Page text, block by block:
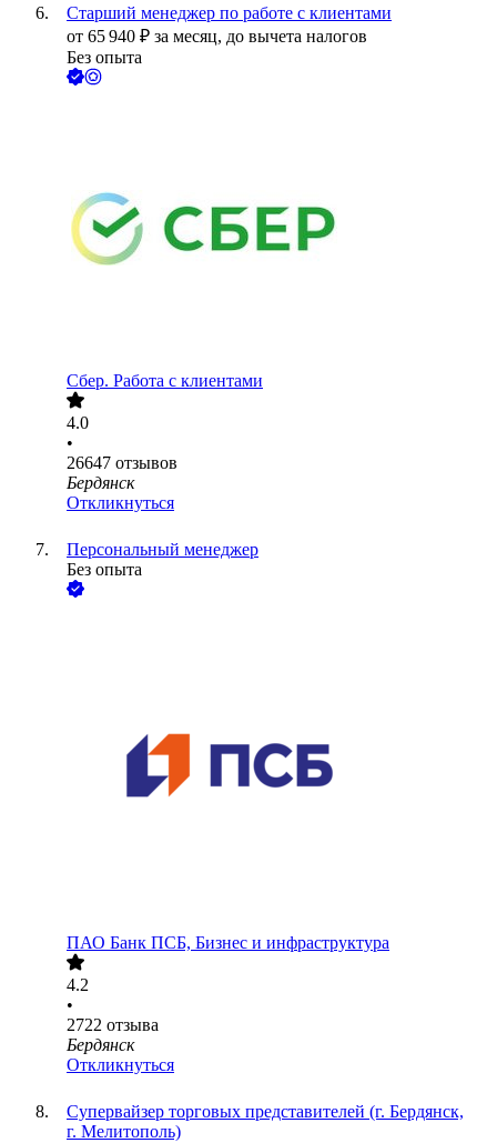
Старший менеджер по работе с клиентами
от 65 940 ₽ за месяц, до вычета налогов
Без опыта
Сбер. Работа с клиентами
4.0
•
26647 отзывов
Бердянск
Откликнуться
Персональный менеджер
Без опыта
ПАО Банк ПСБ, Бизнес и инфраструктура
4.2
•
2722 отзыва
Бердянск
Откликнуться
Супервайзер торговых представителей (г. Бердянск,
г. Мелитополь)